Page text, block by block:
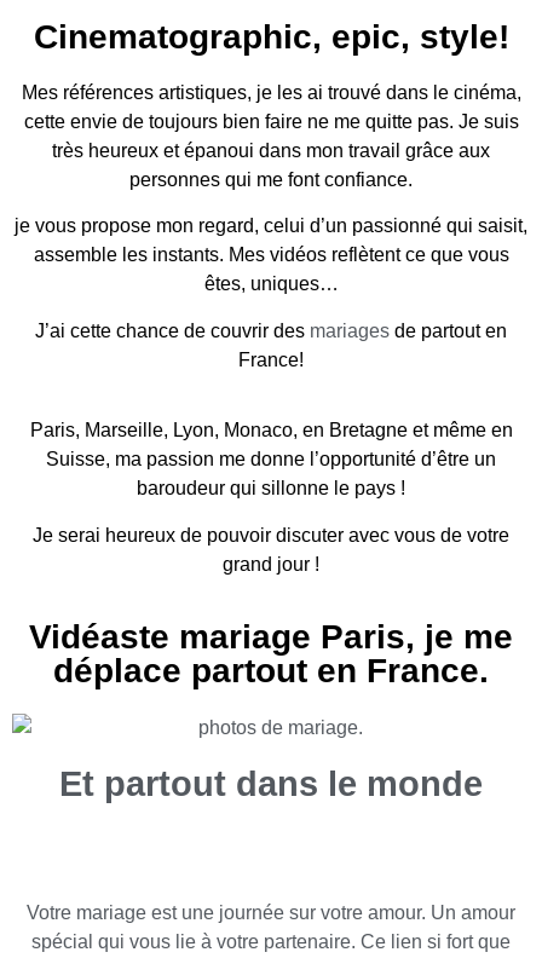
Cinematographic, epic, style!
Mes références artistiques, je les ai trouvé dans le cinéma,
cette envie de toujours bien faire ne me quitte pas. Je suis
très heureux et épanoui dans mon travail grâce aux
personnes qui me font confiance.
je vous propose mon regard, celui d’un passionné qui saisit,
assemble les instants. Mes vidéos reflètent ce que vous
êtes, uniques…
J’ai cette chance de couvrir des mariages de partout en
France!
Paris, Marseille, Lyon, Monaco, en Bretagne et même en
Suisse, ma passion me donne l’opportunité d’être un
baroudeur qui sillonne le pays !
Je serai heureux de pouvoir discuter avec vous de votre
grand jour !
Vidéaste mariage Paris, je me
déplace partout en France.
Et partout dans le monde
Votre mariage est une journée sur votre amour. Un amour
spécial qui vous lie à votre partenaire. Ce lien si fort que